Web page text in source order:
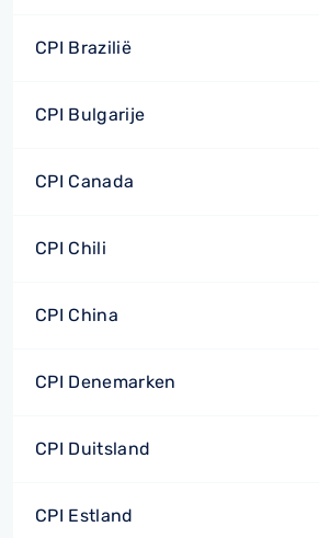
CPI Brazilië
CPI Bulgarije
CPI Canada
CPI Chili
CPI China
CPI Denemarken
CPI Duitsland
CPI Estland